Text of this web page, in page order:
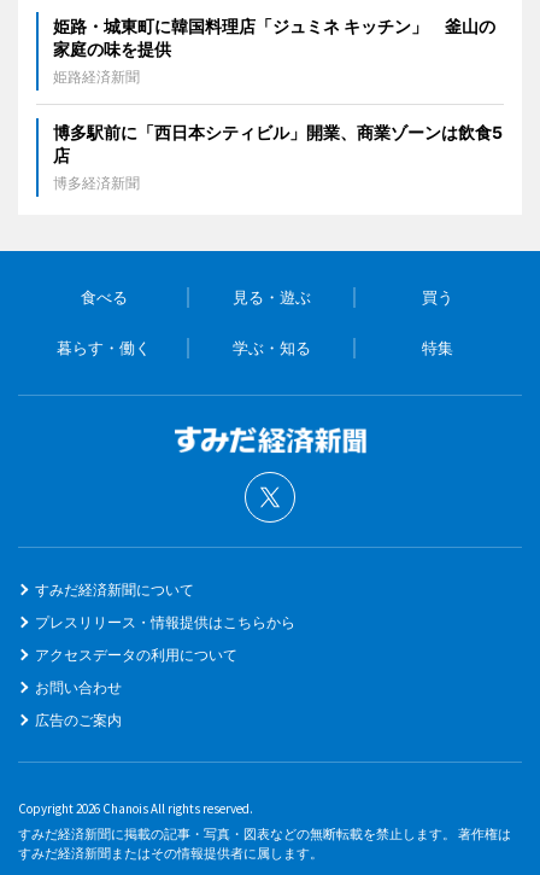
姫路・城東町に韓国料理店「ジュミネ キッチン」 釜山の
家庭の味を提供
姫路経済新聞
博多駅前に「西日本シティビル」開業、商業ゾーンは飲食5
店
博多経済新聞
食べる 見る・遊ぶ 買う
暮らす・働く 学ぶ・知る 特集
すみだ経済新聞について
プレスリリース・情報提供はこちらから
アクセスデータの利用について
お問い合わせ
広告のご案内
Copyright 2026 Chanois All rights reserved.
すみだ経済新聞に掲載の記事・写真・図表などの無断転載を禁止します。 著作権は
すみだ経済新聞またはその情報提供者に属します。